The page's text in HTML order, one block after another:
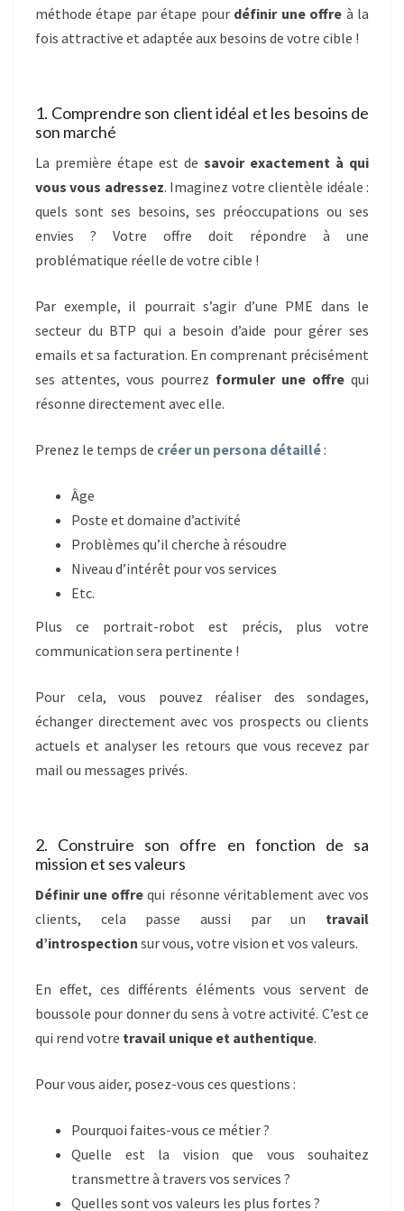
méthode étape par étape pour définir une offre à la
fois attractive et adaptée aux besoins de votre cible !
1. Comprendre son client idéal et les besoins de
son marché
La première étape est de savoir exactement à qui
vous vous adressez. Imaginez votre clientèle idéale :
quels sont ses besoins, ses préoccupations ou ses
envies ? Votre offre doit répondre à une
problématique réelle de votre cible !
Par exemple, il pourrait s’agir d’une PME dans le
secteur du BTP qui a besoin d’aide pour gérer ses
emails et sa facturation. En comprenant précisément
ses attentes, vous pourrez formuler une offre qui
résonne directement avec elle.
Prenez le temps de créer un persona détaillé:
Âge
Poste et domaine d’activité
Problèmes qu’il cherche à résoudre
Niveau d’intérêt pour vos services
Etc.
Plus ce portrait-robot est précis, plus votre
communication sera pertinente !
Pour cela, vous pouvez réaliser des sondages,
échanger directement avec vos prospects ou clients
actuels et analyser les retours que vous recevez par
mail ou messages privés.
2. Construire son offre en fonction de sa
mission et ses valeurs
Définir une offre qui résonne véritablement avec vos
clients, cela passe aussi par un travail
d’introspection sur vous, votre vision et vos valeurs.
En effet, ces différents éléments vous servent de
boussole pour donner du sens à votre activité. C’est ce
qui rend votre travail unique et authentique.
Pour vous aider, posez-vous ces questions :
Pourquoi faites-vous ce métier ?
Quelle est la vision que vous souhaitez
transmettre à travers vos services ?
Quelles sont vos valeurs les plus fortes ?